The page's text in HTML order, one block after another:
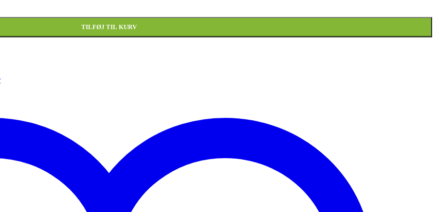
TILFØJ TIL KURV